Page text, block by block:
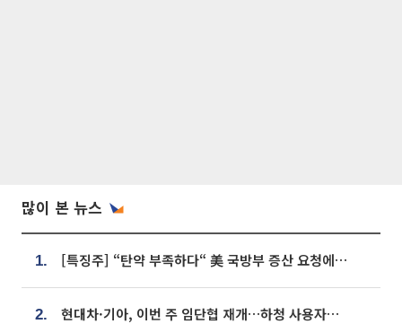
많이 본 뉴스
1. [특징주] “탄약 부족하다“ 美 국방부 증산 요청에⋯국내 방산주 급등세
2. 현대차·기아, 이번 주 임단협 재개…하청 사용자성 재심도 ‘변수’